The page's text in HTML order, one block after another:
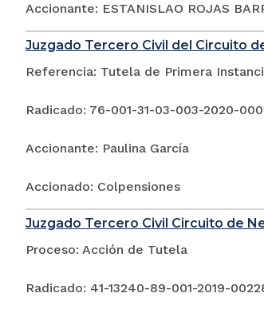
Accionante: ESTANISLAO ROJAS
Juzgado Tercero Civil del Circuito
Referencia: Tutela de Primera
Radicado: 76-001-31-03-003-2020-
Accionante: Paulina García
Accionado: Colpensiones
Juzgado Tercero Civil Circuito de
Proceso: Acción de Tutela
Radicado: 41-13240-89-001-2019-